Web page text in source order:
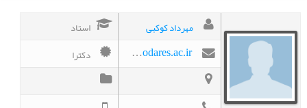
مهرداد کوکبی استاد
Mehrir@modares.ac.ir دکترا